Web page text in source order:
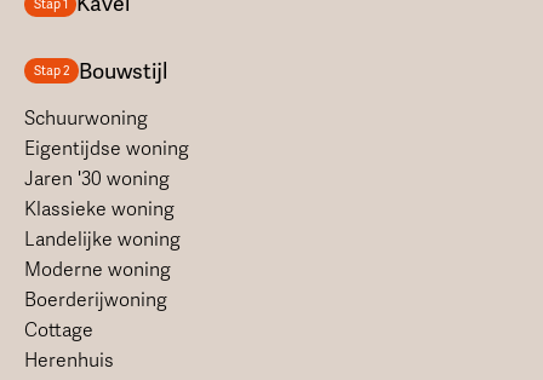
Stap 1
Stap 2 Bouwstijl
Schuurwoning
Eigentijdse woning
Jaren '30 woning
Klassieke woning
Landelijke woning
Moderne woning
Boerderijwoning
Cottage
Herenhuis